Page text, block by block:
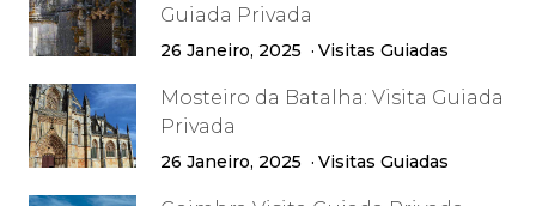
Guiada Privada
26 Janeiro, 2025 Visitas Guiadas
Mosteiro da Batalha: Visita Guiada
Privada
26 Janeiro, 2025 Visitas Guiadas